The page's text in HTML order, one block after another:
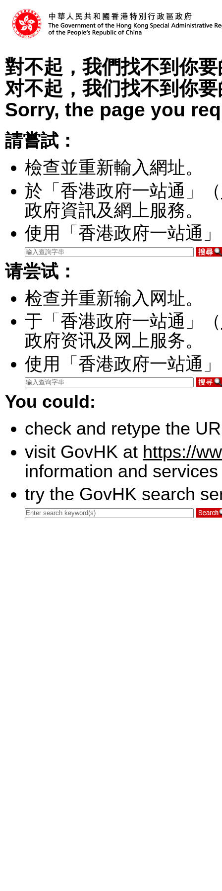
對不起，我們找不到你
对不起，我们找不到你
Sorry, the page you
請嘗試：
檢查並重新輸入網址。
於「香港政府一站通」（
政府資訊及網上服務。
使用「香港政府一站通
请尝试：
检查并重新输入网址。
于「香港政府一站通」（
政府资讯及网上服务。
使用「香港政府一站通
You could:
check and retype the
visit GovHK at https://
information and
try the GovHK search